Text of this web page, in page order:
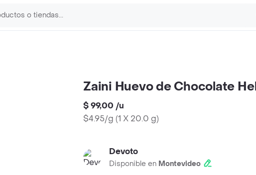
Zaini Huevo de Chocolate
$ 99,00 /u
$4.95/g (1 X 20.0 g)
Devoto
Disponible en Montevideo